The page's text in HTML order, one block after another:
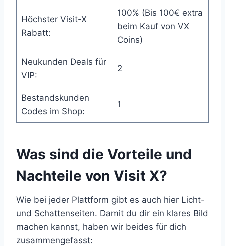
Höchster Visit-X
Rabatt:
100% (Bis 100€ extra
beim Kauf von VX
Coins)
Neukunden Deals für
VIP:
2
Bestandskunden
Codes im Shop:
1
Was sind die Vorteile und
Nachteile von Visit X?
Wie bei jeder Plattform gibt es auch hier Licht-
und Schattenseiten. Damit du dir ein klares Bild
machen kannst, haben wir beides für dich
zusammengefasst: